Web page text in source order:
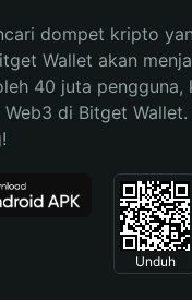
dompet kripto
Wallet akan
40 juta pengguna,
di Bitget Wallet.
Unduh